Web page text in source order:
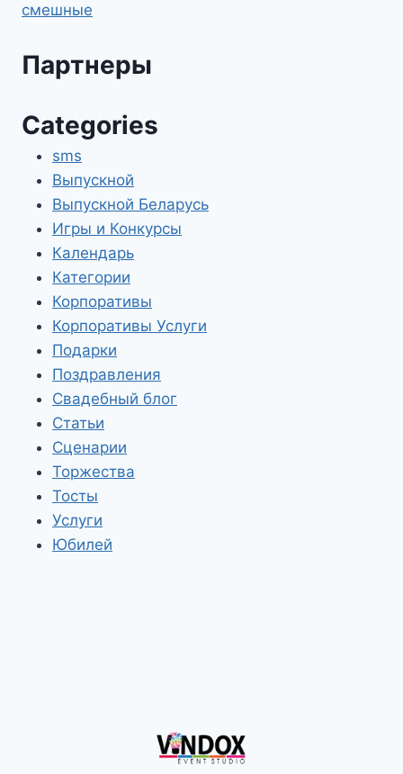
смешные
Партнеры
Categories
sms
Выпускной
Выпускной Беларусь
Игры и Конкурсы
Календарь
Категории
Корпоративы
Корпоративы Услуги
Подарки
Поздравления
Свадебный блог
Статьи
Сценарии
Торжества
Тосты
Услуги
Юбилей